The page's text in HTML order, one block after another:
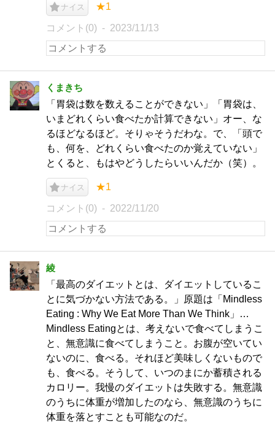
ナイス ★1
コメント(0) 2023/11/13
くまきち
「胃袋は数を数えることができない」「胃袋は、
いまどれくらい食べたか計算できない」オー、な
るほどなるほど。そりゃそうだわな。で、「頭で
も、何を、どれくらい食べたのか覚えていない」
とくると、もはやどうしたらいいんだか（笑）。
ナイス ★1
コメント(0) 2022/11/20
綾
「最高のダイエットとは、ダイエットしているこ
とに気づかない方法である。」原題は「Mindless
Eating : Why We Eat More Than We Think」…
Mindless Eatingとは、考えないで食べてしまうこ
と、無意識に食べてしまうこと。お腹が空いてい
ないのに、食べる。それほど美味しくないもので
も、食べる。そうして、いつのまにか蓄積される
カロリー。我慢のダイエットは失敗する。無意識
のうちに体重が増加したのなら、無意識のうちに
体重を落とすことも可能なのだ。